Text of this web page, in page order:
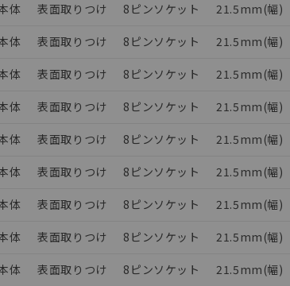
体 表面取りつけ 8ピンソケット 21.5mm(幅)
体 表面取りつけ 8ピンソケット 21.5mm(幅)
体 表面取りつけ 8ピンソケット 21.5mm(幅)
体 表面取りつけ 8ピンソケット 21.5mm(幅)
体 表面取りつけ 8ピンソケット 21.5mm(幅)
体 表面取りつけ 8ピンソケット 21.5mm(幅)
体 表面取りつけ 8ピンソケット 21.5mm(幅)
体 表面取りつけ 8ピンソケット 21.5mm(幅)
体 表面取りつけ 8ピンソケット 21.5mm(幅)
り
いては、お客様のお取引先、またはお客様担当のオム
認ください)
情報を公開していない機種
は、記載している更新日時点での社内データに基づき
社の事前の承諾なく第三者に漏洩または開示しないよ
サービス）をご利用いただくには、I-Webメンバーズ
にご登録された部品リストについて、当社および当社
お客様との取引・商談に必要な範囲で利用すること
報の共同利用に関して"
の「1.共同利用者の範囲」